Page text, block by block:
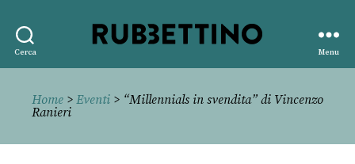
Cerca
editore
Menu
Home > Eventi > “Millennials in svendita” di Vincenzo
Ranieri